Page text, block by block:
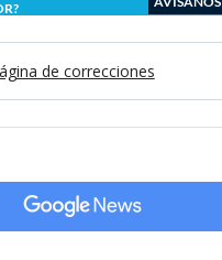
de correcciones